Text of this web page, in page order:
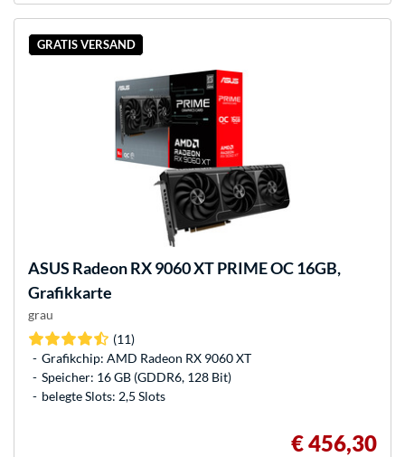
GRATIS VERSAND
ASUS Radeon RX 9060 XT PRIME OC 16GB,
Grafikkarte
grau
(11)
Grafikchip: AMD Radeon RX 9060 XT
Speicher: 16 GB (GDDR6, 128 Bit)
belegte Slots: 2,5 Slots
€ 456,30